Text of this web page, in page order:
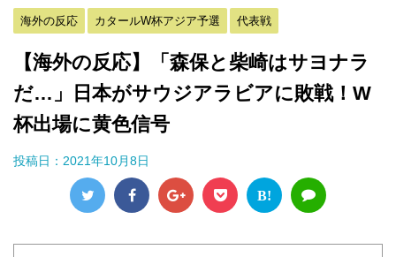
海外の反応 カタールW杯アジア予選 代表戦
【海外の反応】「森保と柴崎はサヨナラ
だ…」日本がサウジアラビアに敗戦！W
杯出場に黄色信号
投稿日： 2021年10月8日
B!